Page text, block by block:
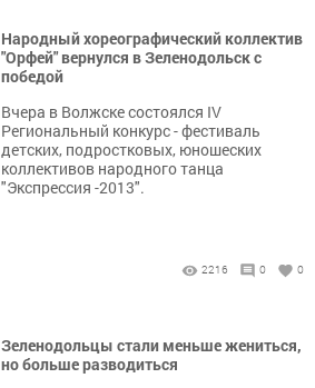
Народный хореографический коллектив
"Орфей" вернулся в Зеленодольск с
победой
Вчера в Волжске состоялся IV
Региональный конкурс - фестиваль
детских, подростковых, юношеских
коллективов народного танца
"Экспрессия -2013".
2216 0 0
Зеленодольцы стали меньше жениться,
но больше разводиться